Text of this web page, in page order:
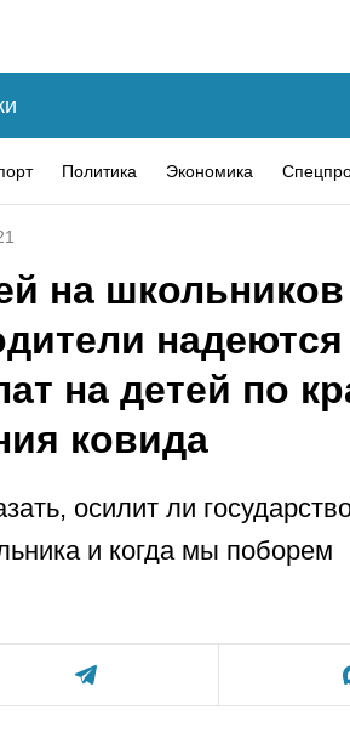
Политика Экономика
на школьников
надеются
на детей по
ковида
осилит ли
и когда мы поборем